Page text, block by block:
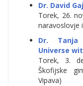
Dr. David
Torek, 26.
naravoslovje
Dr. Tanja
Universe
Torek, 3.
Škofijske
Vipava)